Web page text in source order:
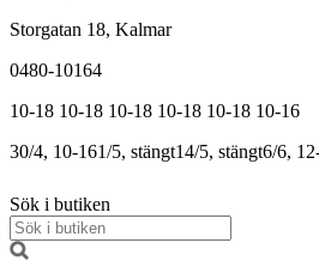
Storgatan 18, Kalmar
0480-10164
10-18 10-18 10-18 10-18 10-18 10-16
30/4, 10-161/5, stängt14/5, stängt6/6,
Sök i butiken